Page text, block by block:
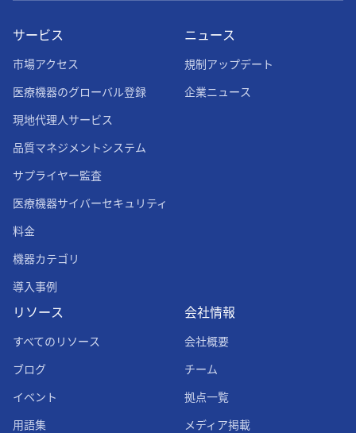
ニュース
規制アップデート
企業ニュース
サービス
市場アクセス
医療機器のグローバル登録
現地代理人サービス
品質マネジメントシステム
サプライヤー監査
医療機器サイバーセキュリティ
料金
機器カテゴリ
導入事例
リソース
すべてのリソース
ブログ
イベント
用語集
会社情報
会社概要
チーム
拠点一覧
メディア掲載